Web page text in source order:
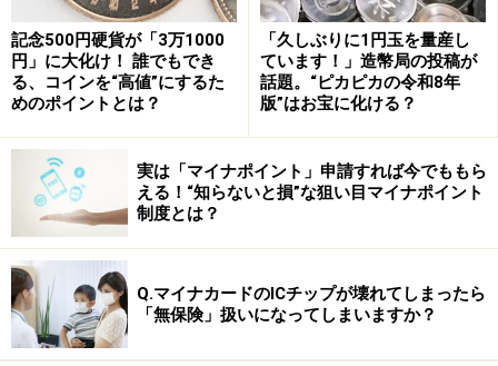
所得制限がなく、高所得家庭でも受給することができま
す。金額は子どもが2人いると、124.54ユーロ（約1万
5500円）、3人目以降は、1人ごとに159.57ユーロ（約2
さらに子どもが11歳以上になると35.03ユーロ（約4400
円）、16歳以上になると62.27ユーロ（約7800円）が加
算されます。この加算額は、子どもが1人（なし）、2人
（1人分だけ）、3人以上（全員分）と、子どもの数によ
って変わります。
記念500円硬貨が「3万1000
円」に大化け！ 誰でもでき
る、コインを“高値”にするた
めのポイントとは？
「久しぶりに1円玉を量産し
ています！」造幣局の投稿が
話題。“ピカピカの令和8年
版”はお宝に化ける？
実は「マイナポイント」申請すれば今でももら
える！“知らないと損”な狙い目マイナポイント
制度とは？
Q.マイナカードのICチップが壊れてしまったら
「無保険」扱いになってしまいますか？